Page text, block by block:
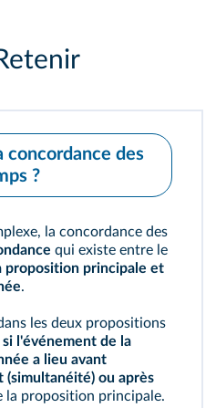
concordance des
?
la concordance des
qui existe entre le
proposition principale et
.
les deux propositions
si l'événement de la
a lieu avant
(simultanéité) ou après
la proposition principale.